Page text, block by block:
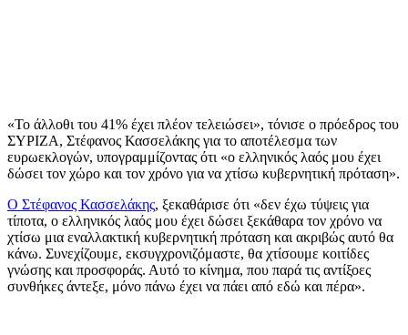
«Το άλλοθι του 41% έχει πλέον τελειώσει», τόνισε ο πρόεδρος του
ΣΥΡΙΖΑ, Στέφανος Κασσελάκης για το αποτέλεσμα των
ευρωεκλογών, υπογραμμίζοντας ότι «ο ελληνικός λαός μου έχει
δώσει τον χώρο και τον χρόνο για να χτίσω κυβερνητική πρόταση».
Ο Στέφανος Κασσελάκης, ξεκαθάρισε ότι «δεν έχω τύψεις για
τίποτα, ο ελληνικός λαός μου έχει δώσει ξεκάθαρα τον χρόνο να
χτίσω μια εναλλακτική κυβερνητική πρόταση και ακριβώς αυτό θα
κάνω. Συνεχίζουμε, εκσυγχρονιζόμαστε, θα χτίσουμε κοιτίδες
γνώσης και προσφοράς. Αυτό το κίνημα, που παρά τις αντίξοες
συνθήκες άντεξε, μόνο πάνω έχει να πάει από εδώ και πέρα».